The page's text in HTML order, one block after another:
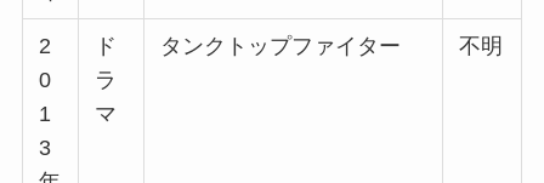
2
0
1
3
ド
ラ
マ
タンクトップファイター 不明